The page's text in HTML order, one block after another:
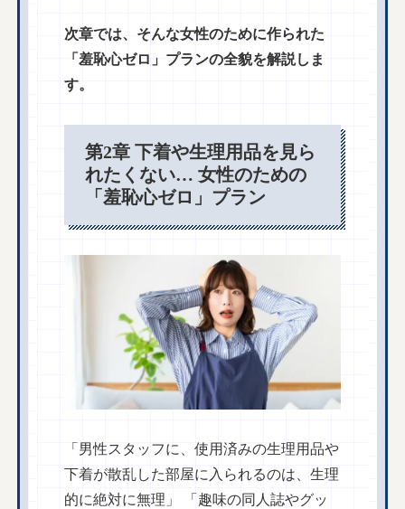
次章では、そんな女性のために作られた
「羞恥心ゼロ」プランの全貌を解説しま
す。
第2章 下着や生理用品を見ら
れたくない… 女性のための
「羞恥心ゼロ」プラン
「男性スタッフに、使用済みの生理用品や
下着が散乱した部屋に入られるのは、生理
的に絶対に無理」 「趣味の同人誌やグッ